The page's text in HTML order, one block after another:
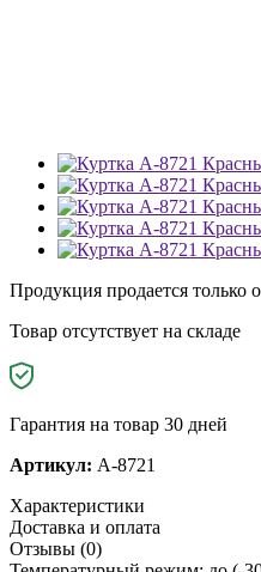
Продукция продается только
Товар отсутствует на складе
Гарантия на товар 30 дней
Артикул: A-8721
Характеристики
Доставка и оплата
Отзывы (0)